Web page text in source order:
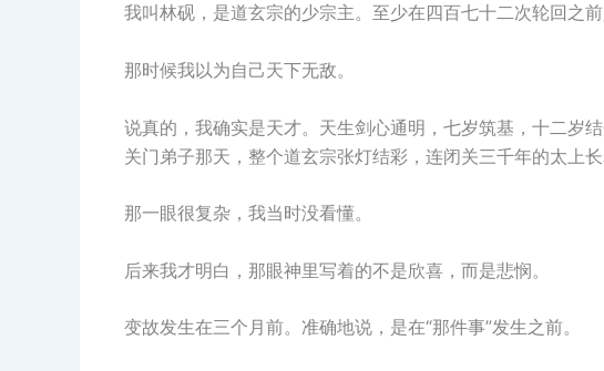
我叫林砚，是道玄宗的少宗主。至少在四百七十二次轮回之前
那时候我以为自己天下无敌。
说真的，我确实是天才。天生剑心通明，七岁筑基，十二岁
关门弟子那天，整个道玄宗张灯结彩，连闭关三千年的太上
那一眼很复杂，我当时没看懂。
后来我才明白，那眼神里写着的不是欣喜，而是悲悯。
变故发生在三个月前。准确地说，是在“那件事”发生之前。